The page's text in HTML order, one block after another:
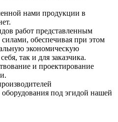
нами продукции в
работ представленным
обеспечивая при этом
экономическую
так и для заказчика.
и проектирование
под эгидой нашей